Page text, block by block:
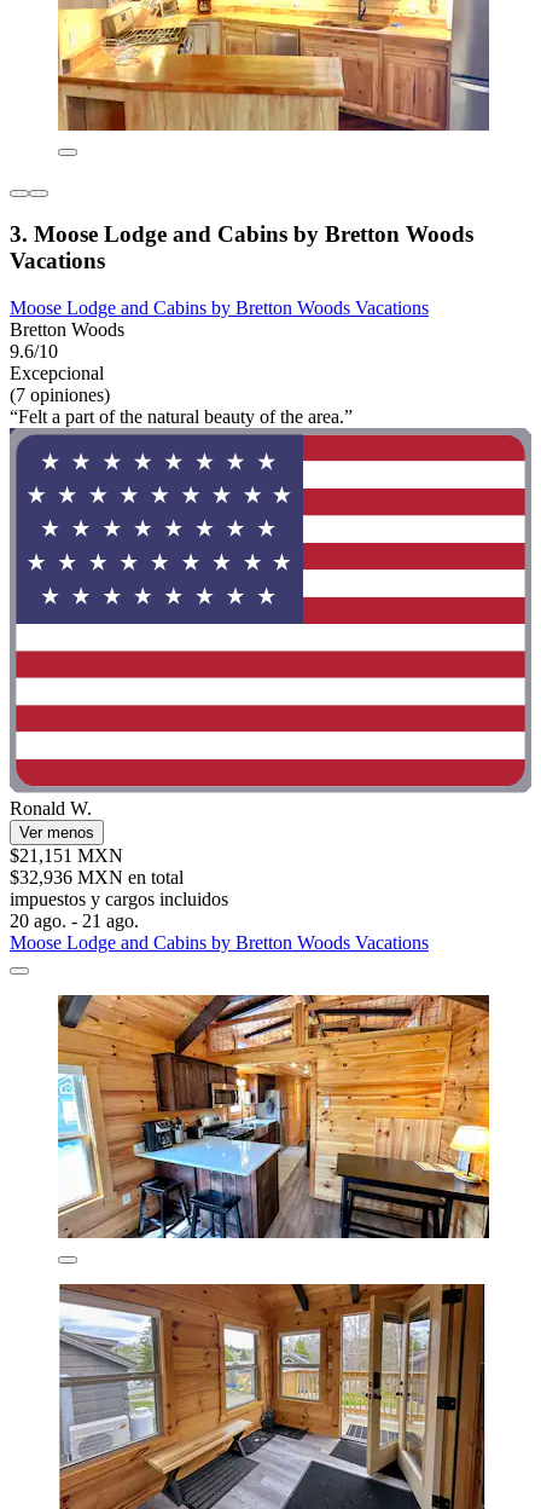
3. Moose Lodge and Cabins by Bretton Woods
Vacations
Moose Lodge and Cabins by Bretton Woods Vacations
Bretton Woods
9.6/10
Excepcional
(7 opiniones)
“Felt a part of the natural beauty of the area.”
Ronald W.
Ver menos
$21,151 MXN
$32,936 MXN en total
impuestos y cargos incluidos
20 ago. - 21 ago.
Moose Lodge and Cabins by Bretton Woods Vacations